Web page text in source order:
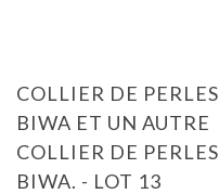
COLLIER DE PERLES
BIWA ET UN AUTRE
COLLIER DE PERLES
BIWA. - LOT 13